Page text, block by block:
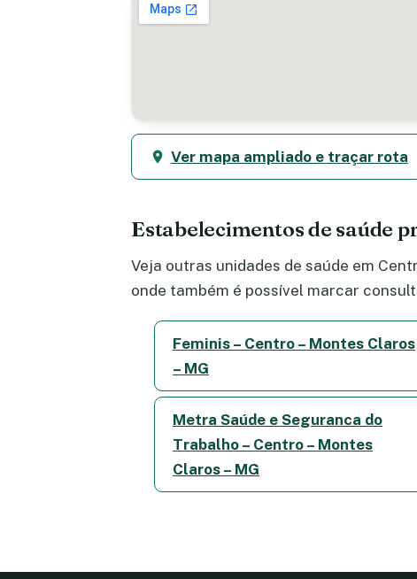
Ver mapa ampliado e traçar rota
Estabelecimentos de saúde
Veja outras unidades de saúde em
onde também é possível marcar
Feminis – Centro – Montes Claros
– MG
Metra Saúde e Seguranca do
Trabalho – Centro – Montes
Claros – MG